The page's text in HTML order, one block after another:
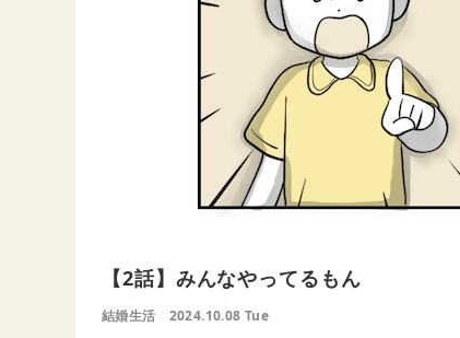
【2話】みんなやってるもん
結婚生活 2024.10.08 Tue